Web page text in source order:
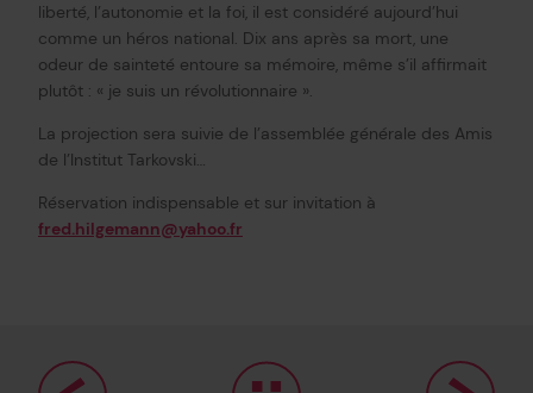
liberté, l’autonomie et la foi, il est considéré aujourd’hui
comme un héros national. Dix ans après sa mort, une
odeur de sainteté entoure sa mémoire, même s’il affirmait
plutôt : « je suis un révolutionnaire ».
La projection sera suivie de l’assemblée générale des Amis
de l’Institut Tarkovski…
Réservation indispensable et sur invitation à
fred.hilgemann@yahoo.fr